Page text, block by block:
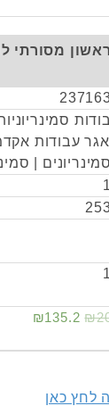
מסורתי
עבודות
סמינריונים |
₪135.2
לחץ כאן